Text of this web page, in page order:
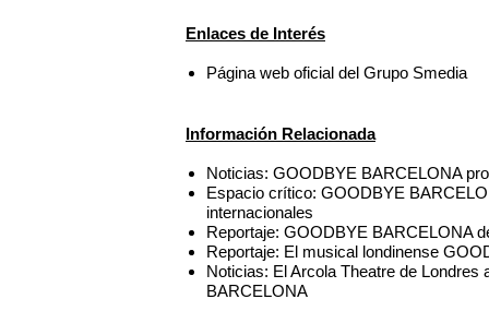
Enlaces de Interés
Página web oficial del Grupo Smedia
Información Relacionada
Noticias: GOODBYE BARCELONA
Espacio crítico: GOODBYE
internacionales
Reportaje: GOODBYE BARCELONA
Reportaje: El musical londinense
Noticias: El Arcola Theatre de
BARCELONA